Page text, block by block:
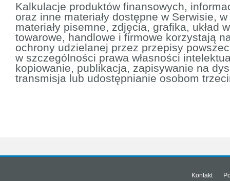
Kalkulacje produktów finansowych,
oraz inne materiały dostępne w Serwisie,
materiały pisemne, zdjęcia, grafika, układ
towarowe, handlowe i firmowe korzystają
ochrony udzielanej przez przepisy
w szczególności prawa własności
kopiowanie, publikacja, zapisywanie na
transmisja lub udostępnianie osobom
Kontakt